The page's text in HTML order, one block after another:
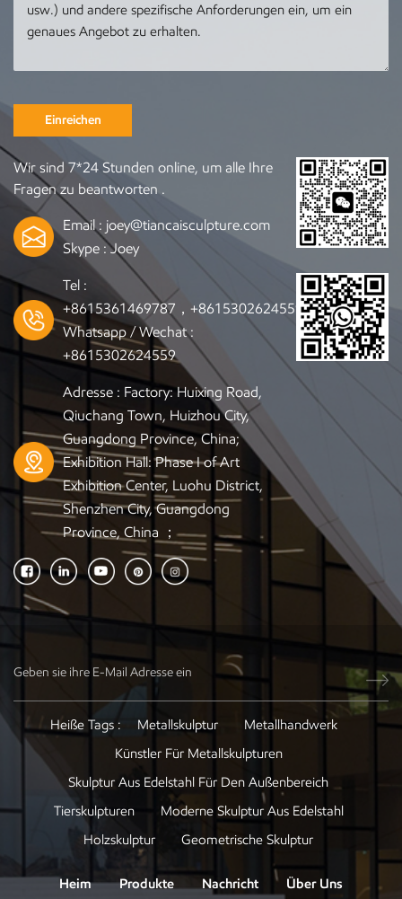
Einreichen
Wir sind 7*24 Stunden online, um alle Ihre
Fragen zu beantworten .
Email : joey@tiancaisculpture.com
Skype :Joey
Tel :
+8615361469787，+8615302624559
Whatsapp / Wechat :
+8615302624559
Adresse : Factory: Huixing Road,
Qiuchang Town, Huizhou City,
Guangdong Province, China;
Exhibition Hall: Phase I of Art
Exhibition Center, Luohu District,
Shenzhen City, Guangdong
Province, China ；
Heiße Tags : Metallskulptur
Metallhandwerk
Künstler Für Metallskulpturen
Skulptur Aus Edelstahl Für Den Außenbereich
Tierskulpturen
Moderne Skulptur Aus Edelstahl
Holzskulptur
Geometrische Skulptur
Heim Produkte Nachricht Über Uns